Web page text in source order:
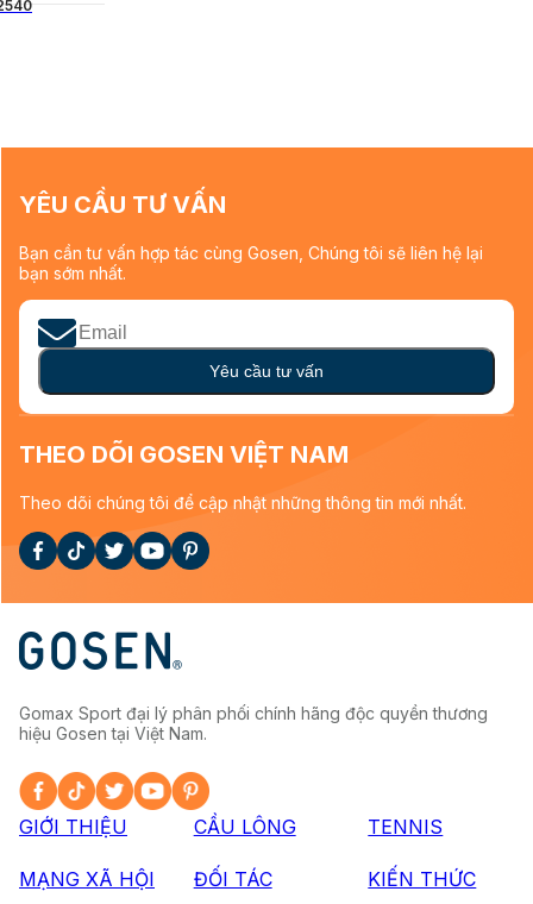
YÊU CẦU TƯ VẤN
Bạn cần tư vấn hợp tác cùng Gosen, Chúng tôi sẽ liên hệ lại
bạn sớm nhất.
Yêu cầu tư vấn
THEO DÕI GOSEN VIỆT NAM
Theo dõi chúng tôi để cập nhật những thông tin mới nhất.
Gomax Sport đại lý phân phối chính hãng độc quyền thương
hiệu Gosen tại Việt Nam.
GIỚI THIỆU CẦU LÔNG TENNIS
MẠNG XÃ HỘI ĐỐI TÁC KIẾN THỨC